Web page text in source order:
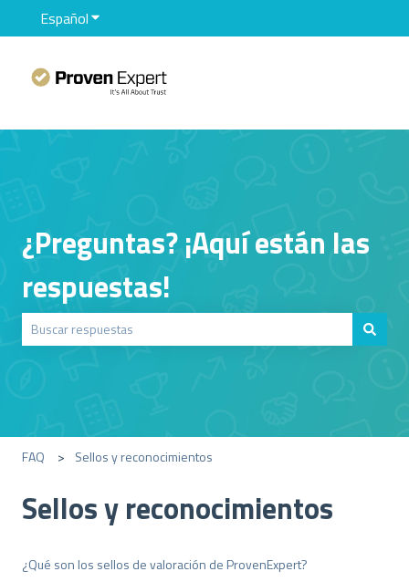
EspañolTraducciones de Mostrar submenú de
¿Preguntas? ¡Aquí están las
respuestas!
FAQ Sellos y reconocimientos
Sellos y reconocimientos
¿Qué son los sellos de valoración de ProvenExpert?